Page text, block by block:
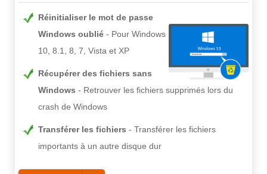
Réinitialiser le mot de passe
Windows oublié
Pour Windows
10, 8.1, 8, 7, Vista et XP
Récupérer des fichiers sans
Windows
Retrouver les fichiers supprimés lors du
crash de Windows
Transférer les fichiers
Transférer les fichiers
importants à un autre disque dur